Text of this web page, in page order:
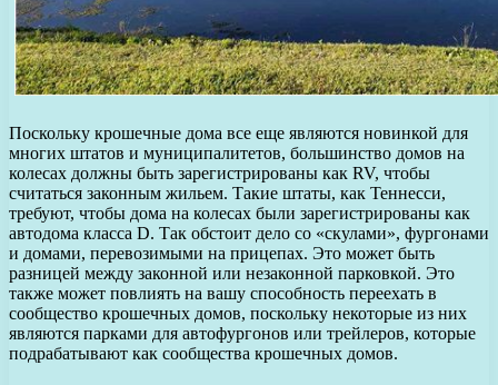
Поскольку крошечные дома все еще являются новинкой для
многих штатов и муниципалитетов, большинство домов на
колесах должны быть зарегистрированы как RV, чтобы
считаться законным жильем. Такие штаты, как Теннесси,
требуют, чтобы дома на колесах были зарегистрированы как
автодома класса D. Так обстоит дело со «скулами», фургонами
и домами, перевозимыми на прицепах. Это может быть
разницей между законной или незаконной парковкой. Это
также может повлиять на вашу способность переехать в
сообщество крошечных домов, поскольку некоторые из них
являются парками для автофургонов или трейлеров, которые
подрабатывают как сообщества крошечных домов.